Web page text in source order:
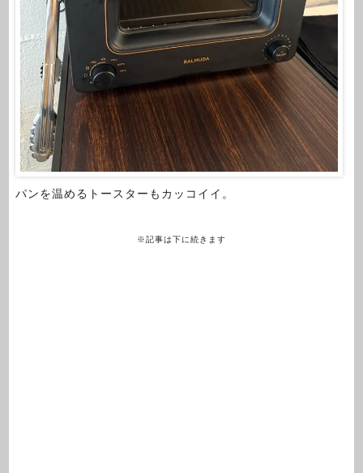
パンを温めるトースターもカッコイイ。
※記事は下に続きます